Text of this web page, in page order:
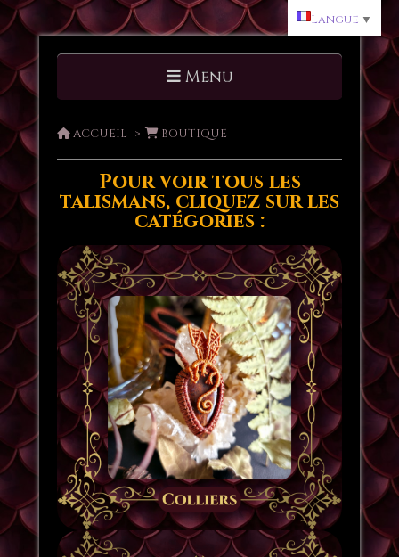
Menu
ACCUEIL BOUTIQUE
Pour voir tous les
talismans, cliquez sur les
catégories :
Langue ▼